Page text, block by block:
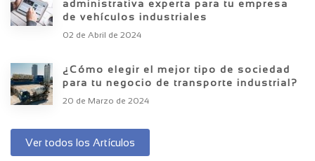
administrativa experta para tu empresa
de vehículos industriales
02 de Abril de 2024
¿Cómo elegir el mejor tipo de sociedad
para tu negocio de transporte industrial?
20 de Marzo de 2024
Ver todos los Artículos